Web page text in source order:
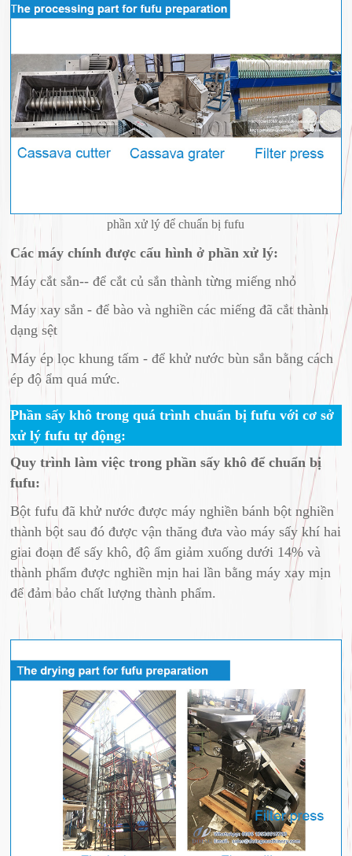
phần xử lý để chuẩn bị fufu
Các máy chính được cấu hình ở phần xử lý:
Máy cắt sắn-- để cắt củ sắn thành từng miếng nhỏ
Máy xay sắn - để bào và nghiền các miếng đã cắt thành
dạng sệt
Máy ép lọc khung tấm - để khử nước bùn sắn bằng cách
ép độ ẩm quá mức.
Phần sấy khô trong quá trình chuẩn bị fufu với cơ sở
xử lý fufu tự động:
Quy trình làm việc trong phần sấy khô để chuẩn bị
fufu:
Bột fufu đã khử nước được máy nghiền bánh bột nghiền
thành bột sau đó được vận thăng đưa vào máy sấy khí hai
giai đoạn để sấy khô, độ ẩm giảm xuống dưới 14% và
thành phẩm được nghiền mịn hai lần bằng máy xay mịn
để đảm bảo chất lượng thành phẩm.